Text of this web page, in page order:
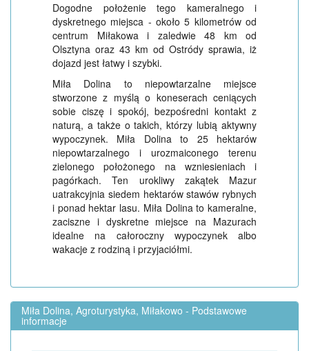
Dogodne położenie tego kameralnego i
dyskretnego miejsca - około 5 kilometrów od
centrum Miłakowa i zaledwie 48 km od
Olsztyna oraz 43 km od Ostródy sprawia, iż
dojazd jest łatwy i szybki.
Miła Dolina to niepowtarzalne miejsce
stworzone z myślą o koneserach ceniących
sobie ciszę i spokój, bezpośredni kontakt z
naturą, a także o takich, którzy lubią aktywny
wypoczynek. Miła Dolina to 25 hektarów
niepowtarzalnego i urozmaiconego terenu
zielonego położonego na wzniesieniach i
pagórkach. Ten urokliwy zakątek Mazur
uatrakcyjnia siedem hektarów stawów rybnych
i ponad hektar lasu. Miła Dolina to kameralne,
zaciszne i dyskretne miejsce na Mazurach
idealne na całoroczny wypoczynek albo
wakacje z rodziną i przyjaciółmi.
Miła Dolina, Agroturystyka, Miłakowo - Podstawowe
informacje